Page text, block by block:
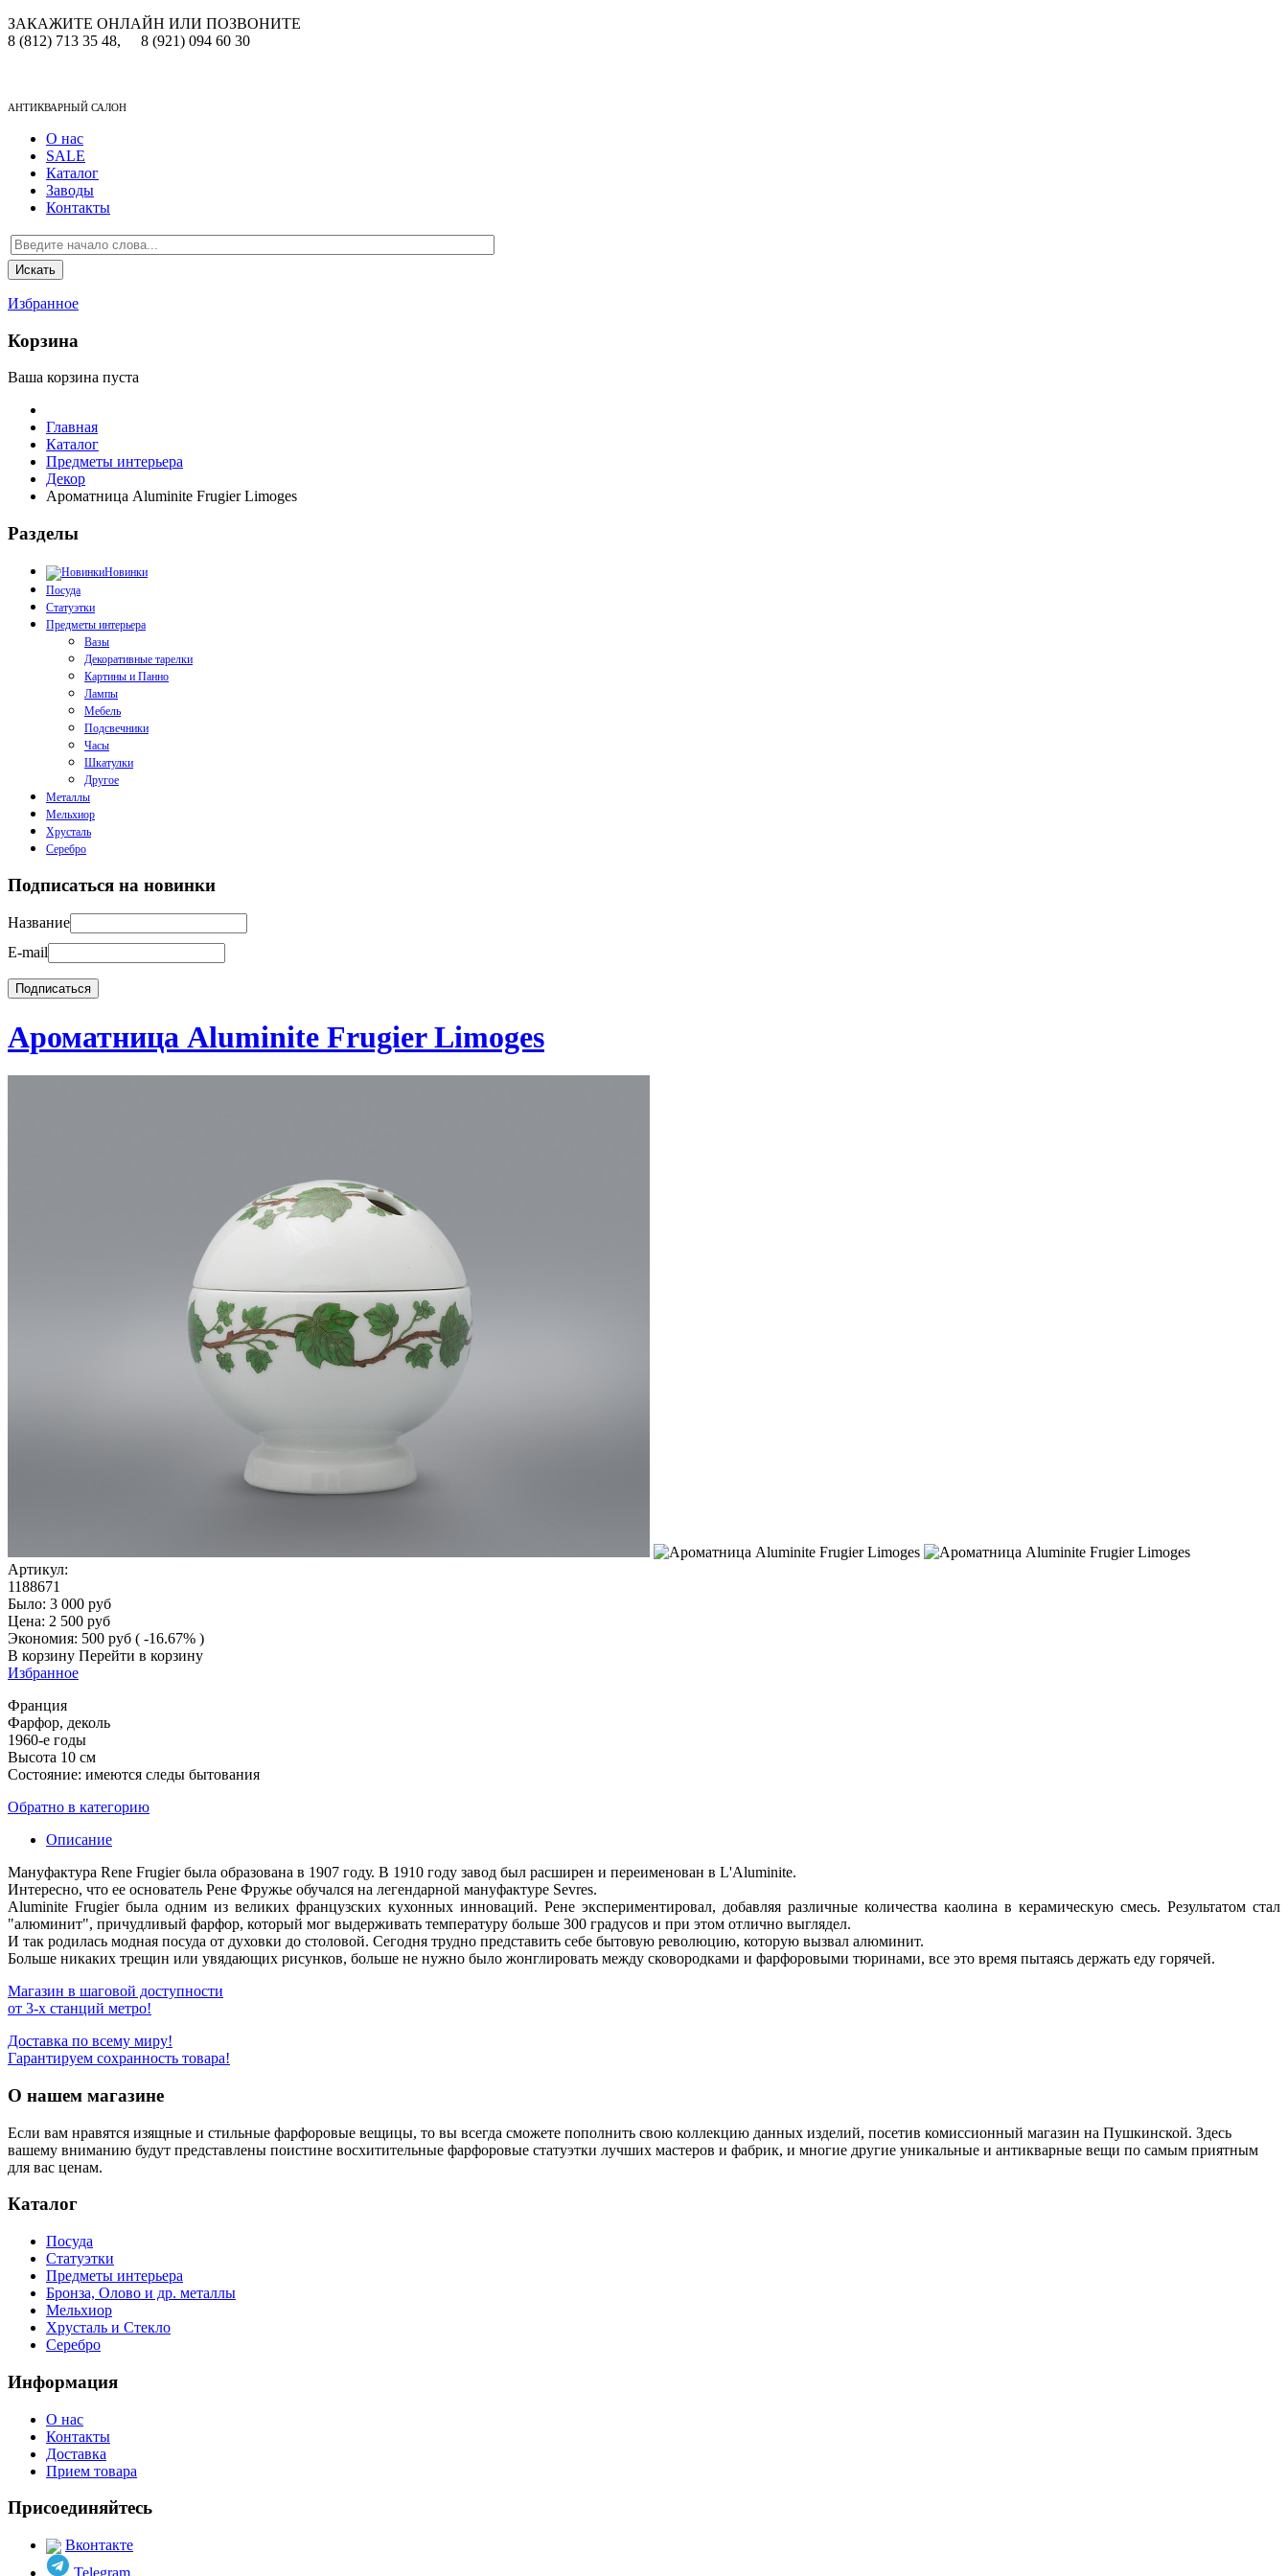
ЗАКАЖИТЕ ОНЛАЙН ИЛИ ПОЗВОНИТЕ
8 (812) 713 35 48,
8 (921) 094 60 30
АНТИКВАРНЫЙ САЛОН
О нас
SALE
Каталог
Заводы
Контакты
Избранное
Корзина
Ваша корзина пуста
Главная
Каталог
Предметы интерьера
Декор
Ароматница Aluminite Frugier Limoges
Разделы
Новинки
Посуда
Статуэтки
Предметы интерьера
Вазы
Декоративные тарелки
Картины и Панно
Лампы
Мебель
Подсвечники
Часы
Шкатулки
Другое
Металлы
Мельхиор
Хрусталь
Серебро
Подписаться на новинки
Название
E-mail
Ароматница Aluminite Frugier Limoges
Артикул:
1188671
Было: 3 000 руб
Цена: 2 500 руб
Экономия: 500 руб ( -16.67% )
В корзину Перейти в корзину
Избранное
Франция
Фарфор, деколь
1960-е годы
Высота 10 см
Состояние: имеются следы бытования
Обратно в категорию
Описание
Мануфактура Rene Frugier была образована в 1907 году. В 1910 году завод был расширен и переименован в L'Aluminite.
Интересно, что ее основатель Рене Фружье обучался на легендарной мануфактуре Sevres.
Aluminite Frugier была одним из великих французских кухонных инноваций. Рене экспериментировал, добавляя различные количества каолина в керамическую смесь. Результатом стал
"алюминит", причудливый фарфор, который мог выдерживать температуру больше 300 градусов и при этом отлично выглядел.
И так родилась модная посуда от духовки до столовой. Сегодня трудно представить себе бытовую революцию, которую вызвал алюминит.
Больше никаких трещин или увядающих рисунков, больше не нужно было жонглировать между сковородками и фарфоровыми тюринами, все это время пытаясь держать еду горячей.
Магазин в шаговой доступности
от 3-х станций метро!
Доставка по всему миру!
Гарантируем сохранность товара!
О нашем магазине
Если вам нравятся изящные и стильные фарфоровые вещицы, то вы всегда сможете пополнить свою коллекцию данных изделий, посетив комиссионный магазин на Пушкинской. Здесь
вашему вниманию будут представлены поистине восхитительные фарфоровые статуэтки лучших мастеров и фабрик, и многие другие уникальные и антикварные вещи по самым приятным
для вас ценам.
Каталог
Посуда
Статуэтки
Предметы интерьера
Бронза, Олово и др. металлы
Мельхиор
Хрусталь и Стекло
Серебро
Информация
О нас
Контакты
Доставка
Прием товара
Присоединяйтесь
Вконтакте